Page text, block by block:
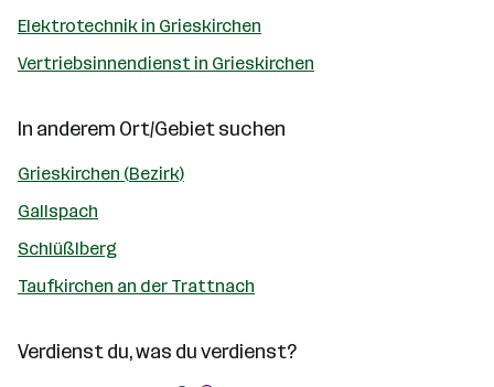
Elektrotechnik in Grieskirchen
Vertriebsinnendienst in Grieskirchen
In anderem Ort/Gebiet suchen
Grieskirchen (Bezirk)
Gallspach
Schlüßlberg
Taufkirchen an der Trattnach
Verdienst du, was du verdienst?